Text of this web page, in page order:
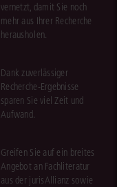
vernetzt, damit Sie noch
mehr aus Ihrer Recherche
herausholen.
Dank zuverlässiger
Recherche-Ergebnisse
sparen Sie viel Zeit und
Aufwand.
Greifen Sie auf ein breites
Angebot an Fachliteratur
aus der jurisAllianz sowie